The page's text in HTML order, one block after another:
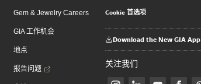
Gem & Jewelry Careers
GIA 工作机会
地点
报告问题
Cookie 首选项
Download the New GIA App
关注我们